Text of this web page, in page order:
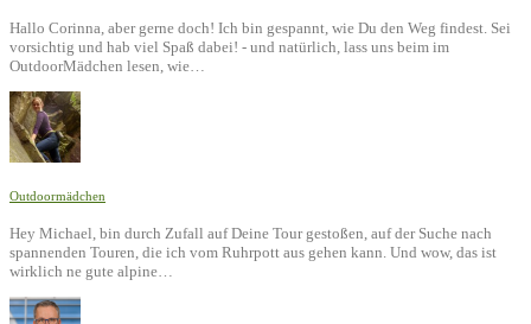
Hallo Corinna, aber gerne doch! Ich bin gespannt, wie Du den Weg findest. Sei
vorsichtig und hab viel Spaß dabei! - und natürlich, lass uns beim im
OutdoorMädchen lesen, wie…
Outdoormädchen
Hey Michael, bin durch Zufall auf Deine Tour gestoßen, auf der Suche nach
spannenden Touren, die ich vom Ruhrpott aus gehen kann. Und wow, das ist
wirklich ne gute alpine…